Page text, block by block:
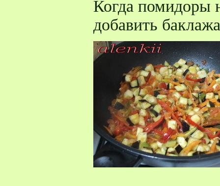
Когда помидоры
добавить